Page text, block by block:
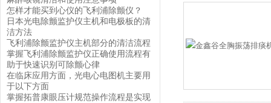
怎样才能买到心仪的飞利浦除颤仪？
日本光电除颤监护仪主机和电极板的清
洁方法
飞利浦除颤监护仪主机部分的清洁流程
掌握飞利浦除颤监护仪正确使用流程有
助于快速识别可除颤心律
在临床应用方面，光电心电图机主要用
于以下方面
掌握拓普康眼压计规范操作流程是实现